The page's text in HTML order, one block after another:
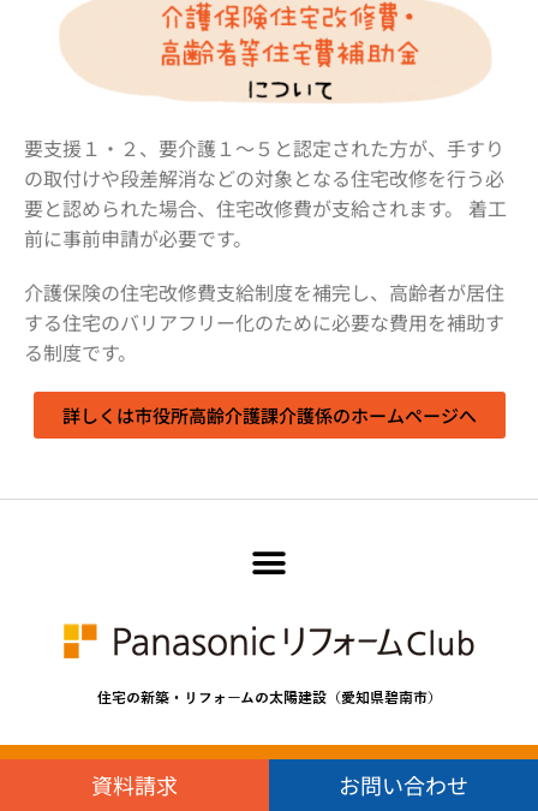
要支援１・２、要介護１～５と認定された方が、手すり
の取付けや段差解消などの対象となる住宅改修を行う必
要と認められた場合、住宅改修費が支給されます。 着工
前に事前申請が必要です。
介護保険の住宅改修費支給制度を補完し、高齢者が居住
する住宅のバリアフリー化のために必要な費用を補助す
る制度です。
詳しくは市役所高齢介護課介護係のホームページへ
資料請求 お問い合わせ
住宅の新築・リフォームの太陽建設（愛知県碧南市）